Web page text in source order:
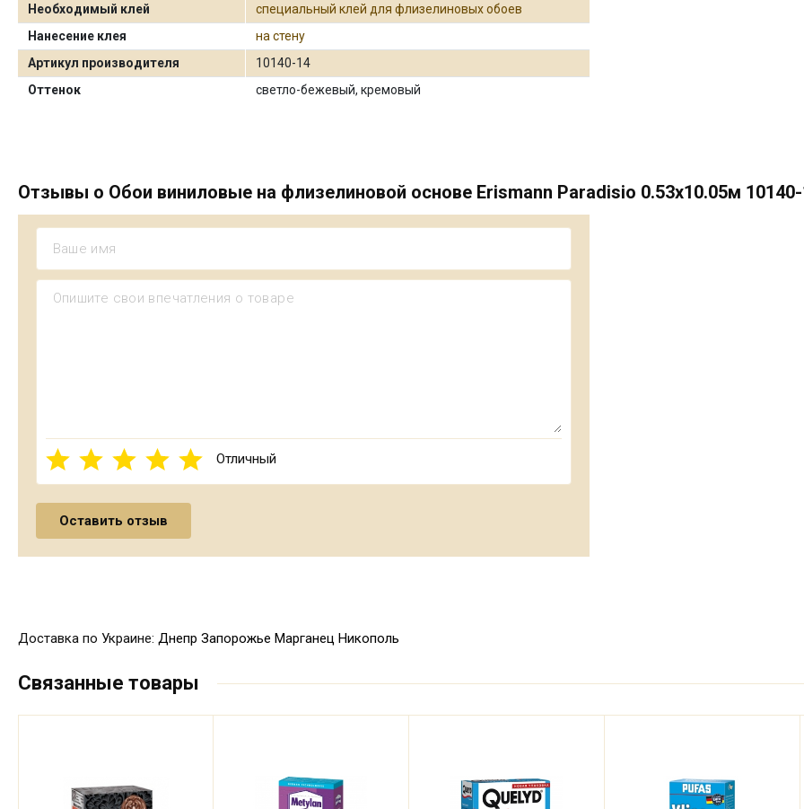
Необходимый клей
специальный клей для флизелиновых обоев
Нанесение клея
на стену
Артикул производителя
10140-14
Оттенок
светло-бежевый, кремовый
Отзывы о Обои виниловые на флизелиновой основе Erismann Paradisio 0.53х10.05м
Отличный
Доставка по Украине: Днепр Запорожье Марганец Никополь
Связанные товары